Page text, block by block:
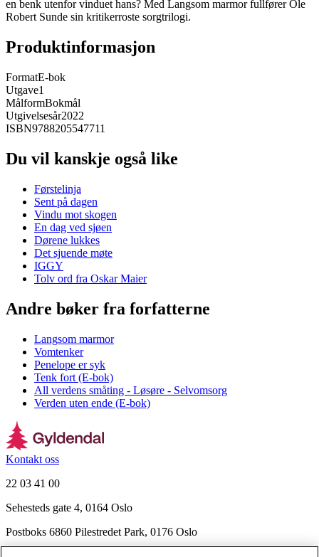
en benk utenfor vinduet hans? Med Langsom marmor fullfører Ole
Robert Sunde sin kritikerroste sorgtrilogi.
Produktinformasjon
FormatE-bok
Utgave1
MålformBokmål
Utgivelsesår2022
ISBN9788205547711
Du vil kanskje også like
Førstelinja
Sent på dagen
Vindu mot skogen
En dag ved sjøen
Dørene lukkes
Det sjuende møte
IGGY
Tolv ord fra Oskar Maier
Andre bøker fra forfatterne
Langsom marmor
Vomtenker
Penelope er syk
Tenk fort (E-bok)
All verdens småting - Løsøre - Selvomsorg
Verden uten ende (E-bok)
Kontakt oss
22 03 41 00
Sehesteds gate 4, 0164 Oslo
Postboks 6860 Pilestredet Park, 0176 Oslo